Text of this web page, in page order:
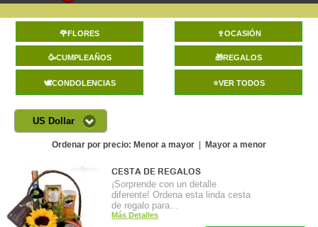
🌹FLORES 🍷OCASIÓN
🥳CUMPLEAÑOS 🎁REGALOS
🕊️CONDOLENCIAS ⭐VER TODOS
US Dollar
Ordenar por precio: Menor a mayor Mayor a menor
CESTA DE REGALOS
¡Sorprende con un detalle
diferente! Ordena esta linda cesta
de regalo para…
Más Detalles